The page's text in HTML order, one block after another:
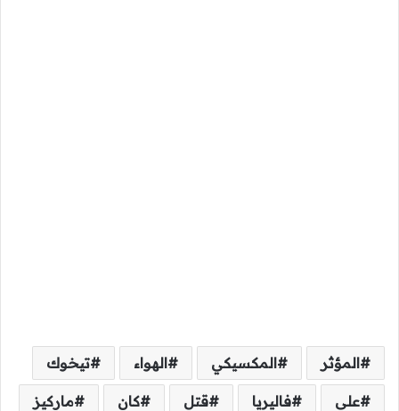
المؤثر المكسيكي الهواء تيخوك
على فاليريا قتل كان ماركيز